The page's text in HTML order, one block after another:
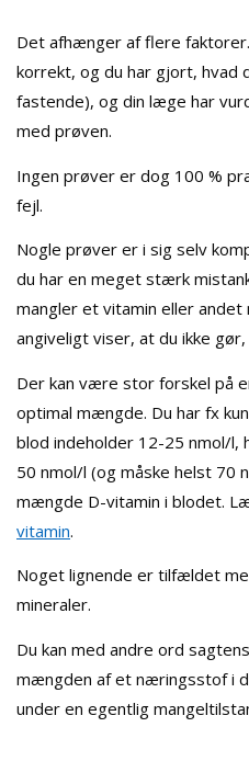
Det afhænger af flere
korrekt, og du har gjort, hvad
fastende), og din læge har
med prøven.
Ingen prøver er dog 100 %
fejl.
Nogle prøver er i sig selv
du har en meget stærk
mangler et vitamin eller
angiveligt viser, at du ikke
Der kan være stor forskel på
optimal mængde. Du har fx
blod indeholder 12-25 nmol/l,
50 nmol/l (og måske helst 70
mængde D-vitamin i blodet.
vitamin.
Noget lignende er tilfældet
mineraler.
Du kan med andre ord
mængden af et næringsstof i
under en egentlig